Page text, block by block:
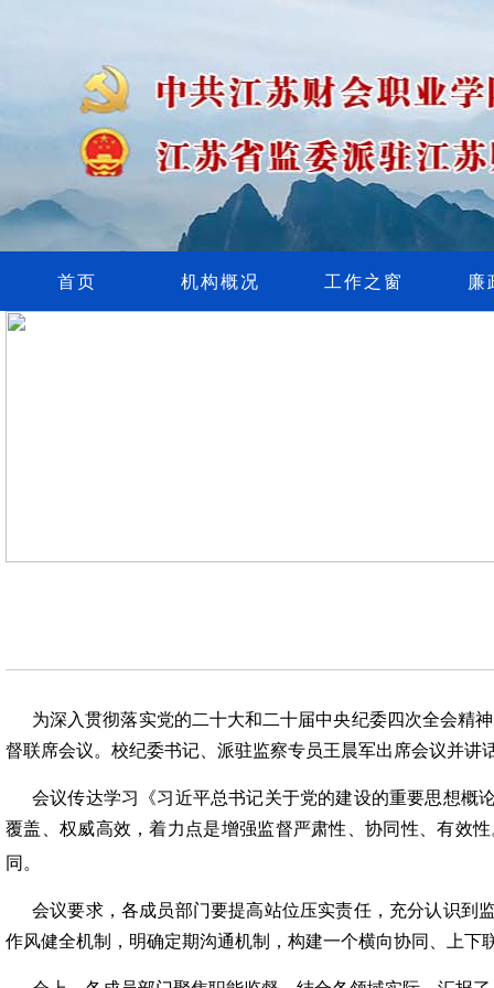
首页 机构概况 工作之窗 廉
为深入贯彻落实党的二十大和二十届中央纪委四次全会精
督联席会议。 校纪委书记 、派驻监察专员王晨军出席会议并讲
会议传达学习《习近平总书记关于党的建设的重要思想概
覆盖、权威高效，着力点是增强监督严肃性、协同性、有效
同。
会议要求，各成员部门要提高站位压实责任，充分认识到
作风健全机制， 明确定期沟通机制， 构建一个横向协同、上下